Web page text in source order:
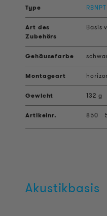
RBNPT
Basis
132 g
850
Akustikbasis